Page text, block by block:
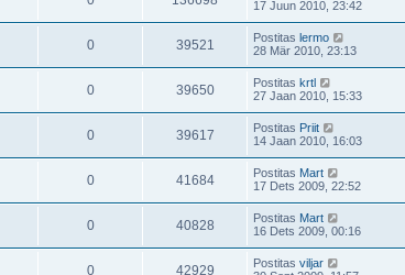
17 Juun 2010, 23:42
0 39521 Postitas lermo
28 Mär 2010, 23:13
0 39650 Postitas krtl
27 Jaan 2010, 15:33
0 39617 Postitas Priit
14 Jaan 2010, 16:03
0 41684 Postitas Mart
17 Dets 2009, 22:52
0 40828 Postitas Mart
16 Dets 2009, 00:16
0 42929 Postitas viljar